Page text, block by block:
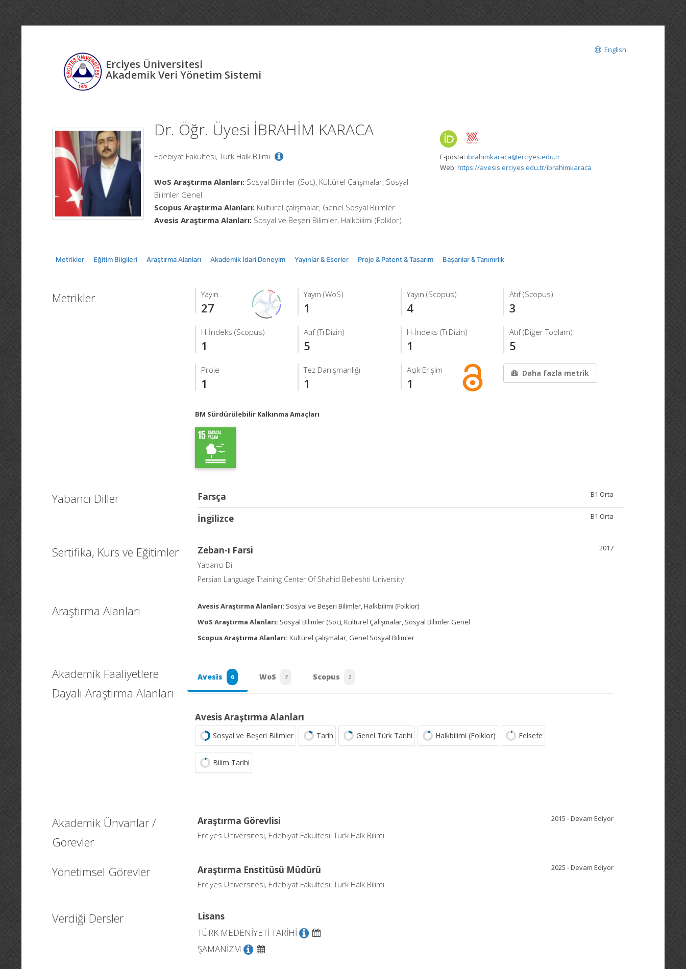
Erciyes Üniversitesi
Akademik Veri Yönetim Sistemi
English
Dr. Öğr. Üyesi İBRAHİM KARACA
Edebiyat Fakültesi, Türk Halk Bilimi
WoS Araştırma Alanları: Sosyal Bilimler (Soc), Kültürel Çalışmalar, Sosyal
Bilimler Genel
Scopus Araştırma Alanları: Kültürel çalışmalar, Genel Sosyal Bilimler
Avesis Araştırma Alanları: Sosyal ve Beşeri Bilimler, Halkbilimi (Folklor)
E-posta: ibrahimkaraca@erciyes.edu.tr
Web: https://avesis.erciyes.edu.tr/ibrahimkaraca
Metrikler Eğitim Bilgileri Araştırma Alanları Akademik İdari Deneyim Yayınlar & Eserler Proje & Patent & Tasarım Başarılar & Tanınırlık
Metrikler Yayın
27
Yayın (WoS)
1
Yayın (Scopus)
4
Atıf (Scopus)
3
H-İndeks (Scopus)
1
Atıf (TrDizin)
5
H-İndeks (TrDizin)
1
Atıf (Diğer Toplam)
5
Proje
1
Tez Danışmanlığı
1
Açık Erişim
1
Daha fazla metrik
BM Sürdürülebilir Kalkınma Amaçları
Yabancı Diller B1 Orta
Farsça
B1 Orta
İngilizce
Sertifika, Kurs ve Eğitimler 2017
Zeban-ı Farsi
Yabancı Dil
Persian Language Training Center Of Shahid Beheshti University
Araştırma Alanları Avesis Araştırma Alanları: Sosyal ve Beşeri Bilimler, Halkbilimi (Folklor)
WoS Araştırma Alanları: Sosyal Bilimler (Soc), Kültürel Çalışmalar, Sosyal Bilimler Genel
Scopus Araştırma Alanları: Kültürel çalışmalar, Genel Sosyal Bilimler
Akademik Faaliyetlere
Dayalı Araştırma Alanları
Avesis 6 WoS 7 Scopus 2
Avesis Araştırma Alanları
Sosyal ve Beşeri Bilimler Tarih Genel Türk Tarihi Halkbilimi (Folklor) Felsefe
Bilim Tarihi
Akademik Ünvanlar /
Görevler
2015 - Devam Ediyor
Araştırma Görevlisi
Erciyes Üniversitesi, Edebiyat Fakültesi, Türk Halk Bilimi
Yönetimsel Görevler 2025 - Devam Ediyor
Araştırma Enstitüsü Müdürü
Erciyes Üniversitesi, Edebiyat Fakültesi, Türk Halk Bilimi
Verdiği Dersler
Lisans
TÜRK MEDENİYETİ TARİHİ
ŞAMANİZM